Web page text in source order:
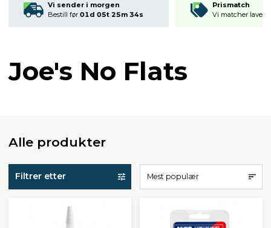
Vi sender i morgen
Bestill før 01d 05t 25m 34s
Prismatch
Vi matcher
Joe's No Flats
Alle produkter
Filtrer etter Mest populær